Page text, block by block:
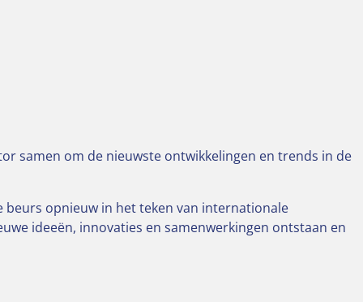
samen om de nieuwste ontwikkelingen en trends in de
beurs opnieuw in het teken van internationale
ideeën, innovaties en samenwerkingen ontstaan en